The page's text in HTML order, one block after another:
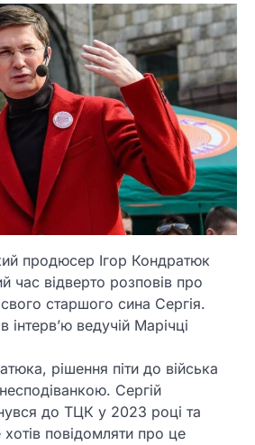
продюсер Ігор Кондратюк
час відверто розповів про
старшого сина Сергія.
інтерв’ю ведучій Марічці
рішення піти до війська
Сергій
до ТЦК у 2023 році та
хотів повідомляти про це